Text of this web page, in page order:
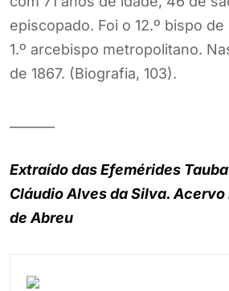
episcopado. Foi o 12.º bispo
1.º arcebispo metropolitano.
de 1867. (Biografia, 103).
Extraído das Efemérides
Cláudio Alves da Silva.
de Abreu